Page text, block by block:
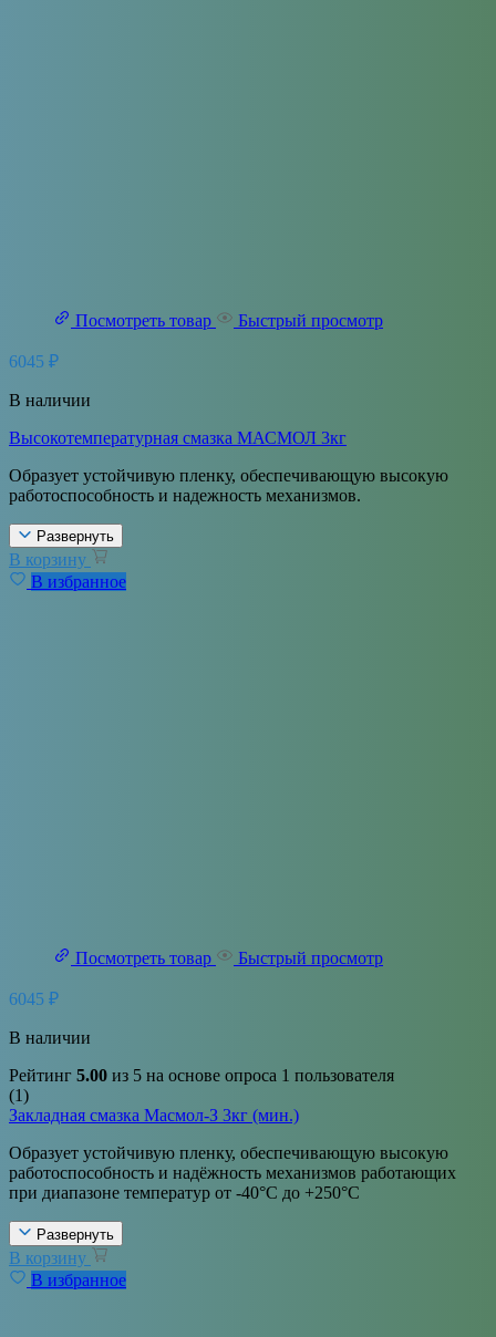
Посмотреть товар Быстрый просмотр
6045 ₽
В наличии
Высокотемпературная смазка МАСМОЛ 3кг
Образует устойчивую пленку, обеспечивающую высокую
работоспособность и надежность механизмов.
Развернуть
В корзину
В избранное
Посмотреть товар Быстрый просмотр
6045 ₽
В наличии
Рейтинг 5.00 из 5 на основе опроса 1 пользователя
(1)
Закладная смазка Масмол-З 3кг (мин.)
Образует устойчивую пленку, обеспечивающую высокую
работоспособность и надёжность механизмов работающих
при диапазоне температур от -40°С до +250°С
Развернуть
В корзину
В избранное